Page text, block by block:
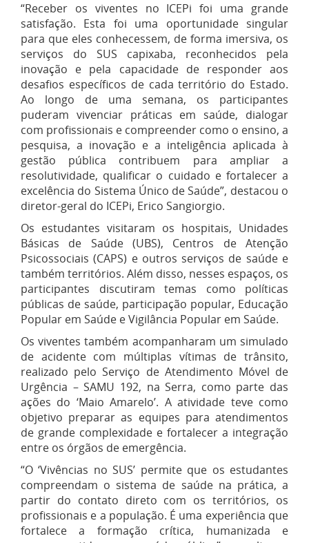
“Receber os viventes no ICEPi foi uma grande
satisfação. Esta foi uma oportunidade singular
para que eles conhecessem, de forma imersiva, os
serviços do SUS capixaba, reconhecidos pela
inovação e pela capacidade de responder aos
desafios específicos de cada território do Estado.
Ao longo de uma semana, os participantes
puderam vivenciar práticas em saúde, dialogar
com profissionais e compreender como o ensino, a
pesquisa, a inovação e a inteligência aplicada à
gestão pública contribuem para ampliar a
resolutividade, qualificar o cuidado e fortalecer a
excelência do Sistema Único de Saúde”, destacou o
diretor-geral do ICEPi, Erico Sangiorgio.
Os estudantes visitaram os hospitais, Unidades
Básicas de Saúde (UBS), Centros de Atenção
Psicossociais (CAPS) e outros serviços de saúde e
também territórios. Além disso, nesses espaços, os
participantes discutiram temas como políticas
públicas de saúde, participação popular, Educação
Popular em Saúde e Vigilância Popular em Saúde.
Os viventes também acompanharam um simulado
de acidente com múltiplas vítimas de trânsito,
realizado pelo Serviço de Atendimento Móvel de
Urgência – SAMU 192, na Serra, como parte das
ações do ‘Maio Amarelo’. A atividade teve como
objetivo preparar as equipes para atendimentos
de grande complexidade e fortalecer a integração
entre os órgãos de emergência.
“O ‘Vivências no SUS’ permite que os estudantes
compreendam o sistema de saúde na prática, a
partir do contato direto com os territórios, os
profissionais e a população. É uma experiência que
fortalece a formação crítica, humanizada e